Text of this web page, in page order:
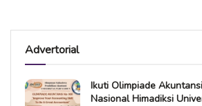
Advertorial
Ikuti Olimpiade
Nasional Himadiksi